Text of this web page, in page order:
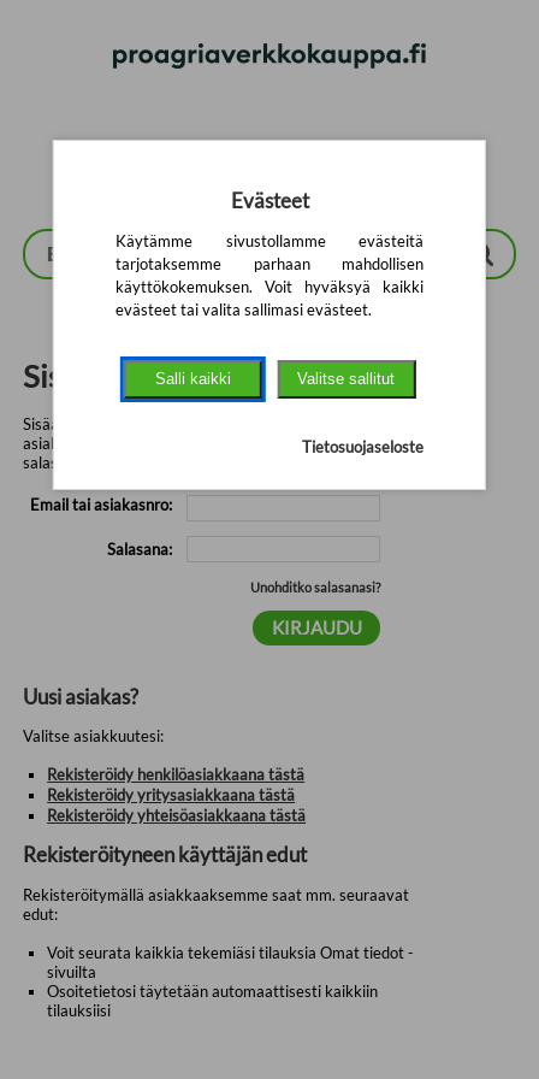
Sisäänkirjautuminen
Sisään voit kirjautua antamalla sähköpostiosoitteesi tai
asiakasnumerosi ja rekisteröinnin yhteydessä keksimäsi
salasanan.
Email tai asiakasnro:
Salasana:
Unohditko salasanasi?
Uusi asiakas?
Valitse asiakkuutesi:
Rekisteröidy henkilöasiakkaana tästä
Rekisteröidy yritysasiakkaana tästä
Rekisteröidy yhteisöasiakkaana tästä
Rekisteröityneen käyttäjän edut
Rekisteröitymällä asiakkaaksemme saat mm. seuraavat
edut:
Voit seurata kaikkia tekemiäsi tilauksia Omat tiedot -
sivuilta
Osoitetietosi täytetään automaattisesti kaikkiin
tilauksiisi
Evästeet
Käytämme sivustollamme evästeitä
tarjotaksemme parhaan mahdollisen
käyttökokemuksen. Voit hyväksyä kaikki
evästeet tai valita sallimasi evästeet.
Salli kaikki Valitse sallitut
Tietosuojaseloste